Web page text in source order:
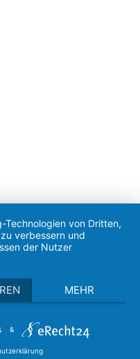
Technologien von Dritten,
verbessern und
der Nutzer
MEHR
&